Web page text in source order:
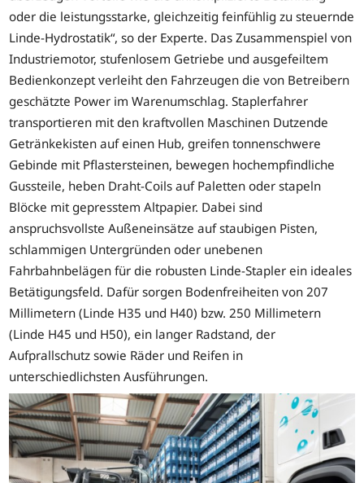
oder die leistungsstarke, gleichzeitig feinfühlig zu steuernde
Linde-Hydrostatik“, so der Experte. Das Zusammenspiel von
Industriemotor, stufenlosem Getriebe und ausgefeiltem
Bedienkonzept verleiht den Fahrzeugen die von Betreibern
geschätzte Power im Warenumschlag. Staplerfahrer
transportieren mit den kraftvollen Maschinen Dutzende
Getränkekisten auf einen Hub, greifen tonnenschwere
Gebinde mit Pflastersteinen, bewegen hochempfindliche
Gussteile, heben Draht-Coils auf Paletten oder stapeln
Blöcke mit gepresstem Altpapier. Dabei sind
anspruchsvollste Außeneinsätze auf staubigen Pisten,
schlammigen Untergründen oder unebenen
Fahrbahnbelägen für die robusten Linde-Stapler ein ideales
Betätigungsfeld. Dafür sorgen Bodenfreiheiten von 207
Millimetern (Linde H35 und H40) bzw. 250 Millimetern
(Linde H45 und H50), ein langer Radstand, der
Aufprallschutz sowie Räder und Reifen in
unterschiedlichsten Ausführungen.